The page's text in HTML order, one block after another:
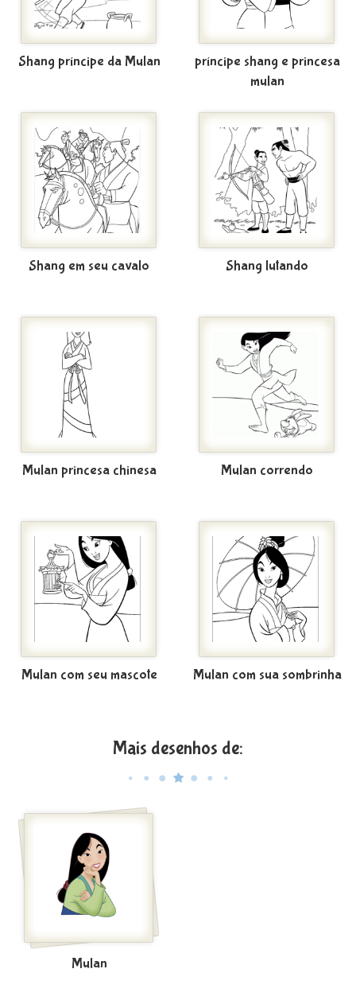
Shang príncipe da Mulan
príncipe shang e princesa
mulan
Shang em seu cavalo Shang lutando
Mulan princesa chinesa Mulan correndo
Mulan com seu mascote Mulan com sua sombrinha
Mais desenhos de:
Mulan